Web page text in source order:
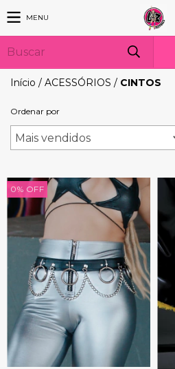
MENU
Início / ACESSÓRIOS / CINTOS
Ordenar por
0% OFF